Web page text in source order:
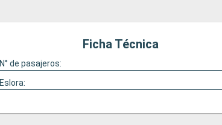
Ficha Técnica
N° de pasajeros:
Eslora: